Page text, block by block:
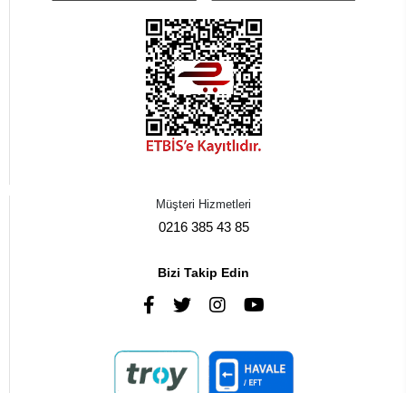
Müşteri Hizmetleri
0216 385 43 85
Bizi Takip Edin